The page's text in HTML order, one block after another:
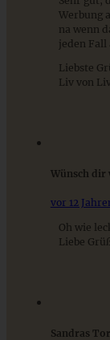
ZUM BEITRAG
Mediterran
Werbung
na wenn
jeden Fall
Liebste
Liv von
Wünsch dir
vor 12
Oh wie
Liebe
Sandras